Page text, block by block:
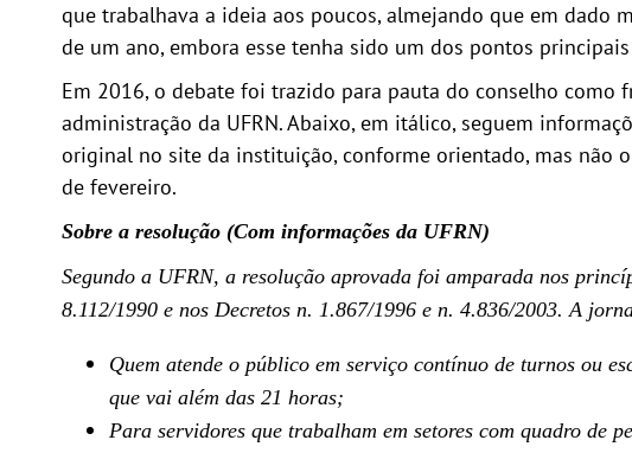
que trabalhava a ideia aos poucos, almejando que em dado
de um ano, embora esse tenha sido um dos pontos
Em 2016, o debate foi trazido para pauta do conselho como
administração da UFRN. Abaixo, em itálico, seguem
original no site da instituição, conforme orientado, mas não
de fevereiro.
Sobre a resolução (Com informações da UFRN)
Segundo a UFRN, a resolução aprovada foi amparada nos
8.112/1990 e nos Decretos n. 1.867/1996 e n. 4.836/2003. A
Quem atende o público em serviço contínuo de turnos ou
que vai além das 21 horas;
Para servidores que trabalham em setores com quadro de